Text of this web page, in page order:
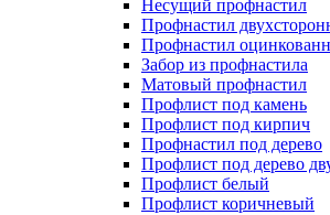
Несущий профнастил
Профнастил
Профнастил
Забор из профнастила
Матовый профнастил
Профлист под камень
Профлист под кирпич
Профнастил под дерево
Профлист под дерево
Профлист белый
Профлист коричневый